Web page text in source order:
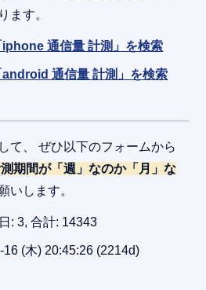
ます。
通信量 計測」を検索
通信量 計測」を検索
て、 ぜひ以下のフォームから
期間が「週」なのか「月」な
いします。
: 3, 合計: 14343
16 (木) 20:45:26 (2214d)